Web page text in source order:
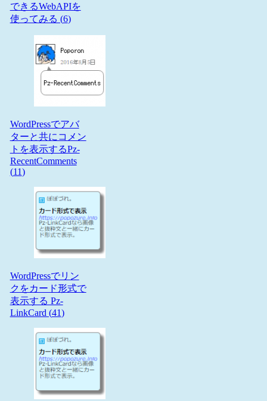
できるWebAPIを
使ってみる (6)
WordPressでアバ
ターと共にコメン
トを表示するPz-
RecentComments
(11)
WordPressでリン
クをカード形式で
表示する Pz-
LinkCard (41)